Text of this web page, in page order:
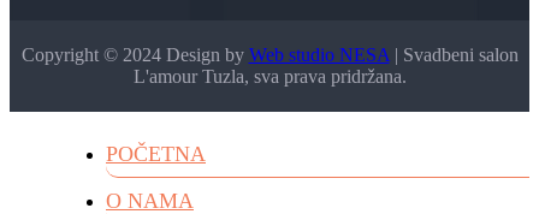
Copyright © 2024 Design by Web studio NESA | Svadbeni salon
L'amour Tuzla, sva prava pridržana.
POČETNA
O NAMA